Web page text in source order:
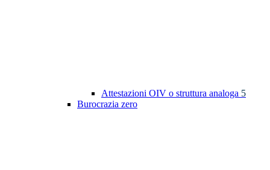
Attestazioni OIV o struttura analoga 5
Burocrazia zero